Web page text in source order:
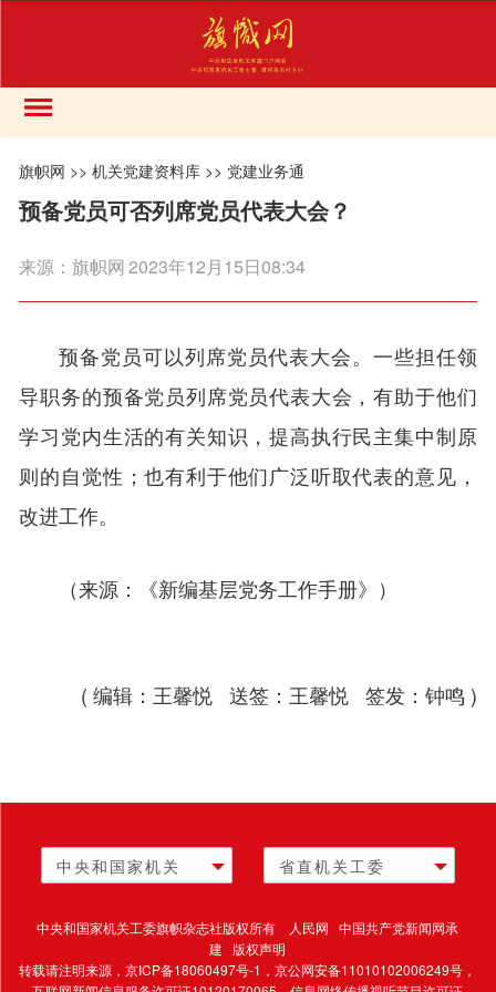
旗帜网 >>机关党建资料库 >> 党建业务通
预备党员可否列席党员代表大会？
来源：旗帜网2023年12月15日08:34
预备党员可以列席党员代表大会。一些担任领
导职务的预备党员列席党员代表大会，有助于他们
学习党内生活的有关知识，提高执行民主集中制原
则的自觉性；也有利于他们广泛听取代表的意见，
改进工作。
（来源：《新编基层党务工作手册》）
( 编辑：王馨悦 送签：王馨悦 签发：钟鸣 )
中央和国家机关 省直机关工委
中央和国家机关工委旗帜杂志社版权所有 人民网 中国共产党新闻网承
建 版权声明
转载请注明来源，京ICP备18060497号-1 ，京公网安备11010102006249号，